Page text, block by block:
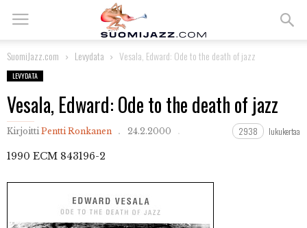
SuomiJazz.com Levydata Vesala, Edward: Ode to the death of jazz
LEVYDATA
Vesala, Edward: Ode to the death of jazz
Kirjoitti Pentti Ronkanen 24.2.2000 2938 lukukertaa
1990 ECM 843196-2